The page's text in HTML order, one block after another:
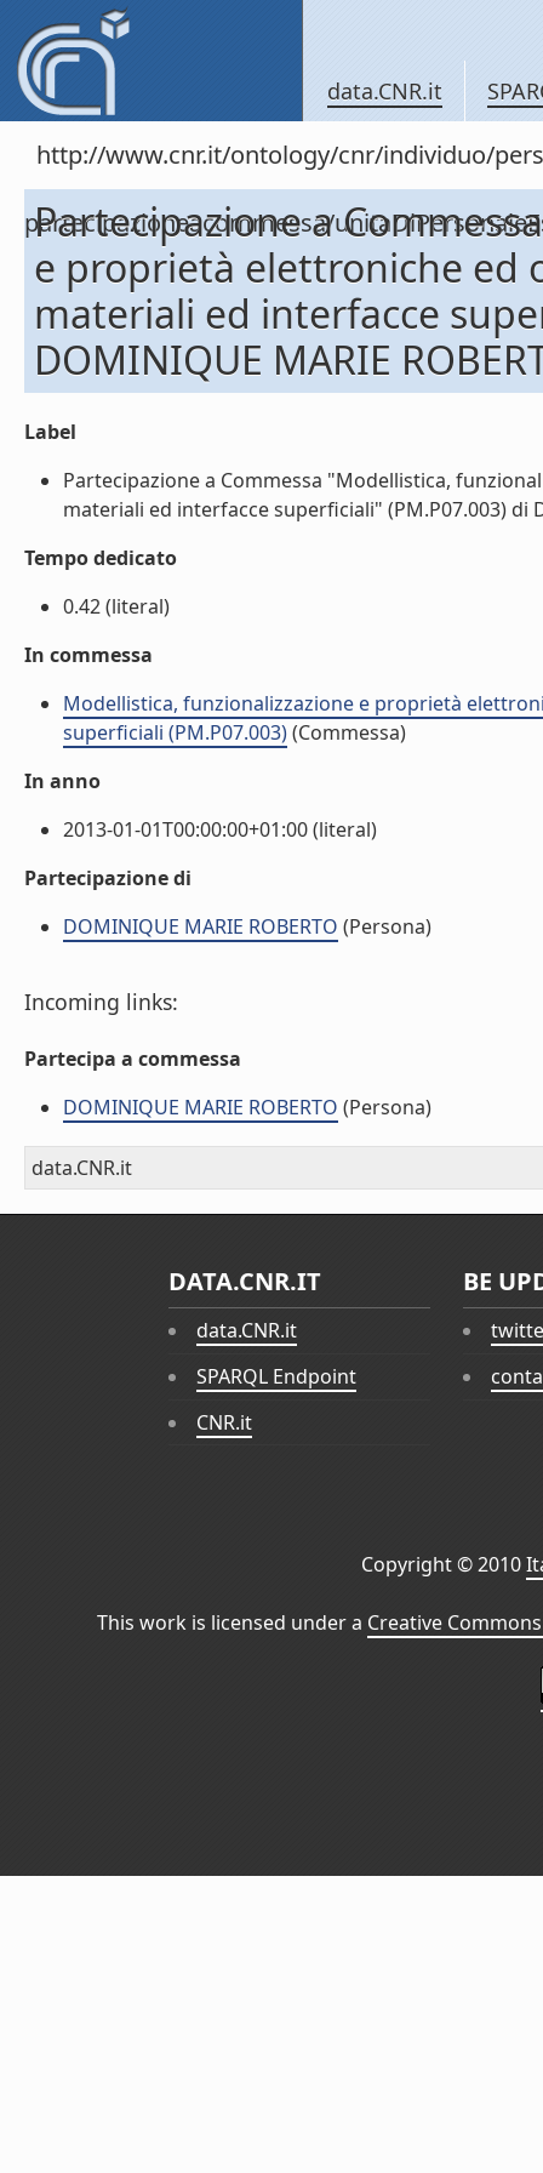
data.CNR.it
http://www.cnr.it/ontology/cnr/individuo/
partecipazioneacommessa/
Partecipazione a
e proprietà elettroniche ed
materiali ed interfacce
DOMINIQUE MARIE
Label
Partecipazione a Commessa "Modellistica,
materiali ed interfacce superficiali" (PM.P07.003) di
Tempo dedicato
0.42 (literal)
In commessa
Modellistica, funzionalizzazione e proprietà
superficiali (PM.P07.003)(Commessa)
In anno
2013-01-01T00:00:00+01:00 (literal)
Partecipazione di
DOMINIQUE MARIE ROBERTO (Persona)
Incoming links:
Partecipa a commessa
DOMINIQUE MARIE ROBERTO (Persona)
data.CNR.it
DATA.CNR.IT
data.CNR.it
SPARQL Endpoint
CNR.it
BE
Copyright © 2010
This work is licensed under a Creative